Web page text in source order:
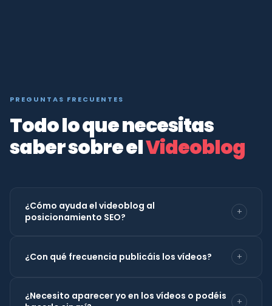
PREGUNTAS FRECUENTES
Todo lo que necesitas
saber sobre elVideoblog
¿Cómo ayuda el videoblog al
posicionamiento SEO?
+
porqueaumentan el tiempo de permanencia
, una
cada vídeo en YouTube genera un resultado
adicional indexable en búsquedas. Optimizamos
¿Con qué frecuencia publicáis los vídeos? +
vídeos al mes. En el plan Starter producimos 2
¿Necesito aparecer yo en los vídeos o podéis
+